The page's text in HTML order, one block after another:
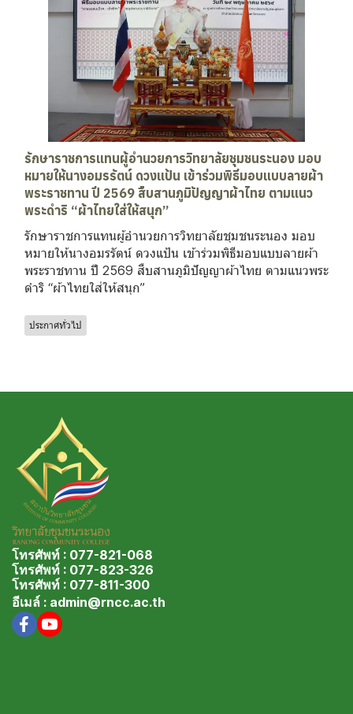
รักษาราชการแทนผู้อำนวยการวิทยาลัยชุมชนระนอง มอบ
หมายให้นางอมรรัตน์ ดวงแป้น เข้าร่วมพิธีมอบแบบลายผ้า
พระราชทาน ปี 2569 สืบสานภูมิปัญญาผ้าไทย ตามแนว
พระดำริ “ผ้าไทยใส่ให้สนุก”
รักษาราชการแทนผู้อำนวยการวิทยาลัยชุมชนระนอง มอบ
หมายให้นางอมรรัตน์ ดวงแป้น เข้าร่วมพิธีมอบแบบลายผ้า
พระราชทาน ปี 2569 สืบสานภูมิปัญญาผ้าไทย ตามแนวพระ
ดำริ “ผ้าไทยใส่ให้สนุก”
ประกาศทั่วไป
โทรศัพท์ : 077-821-068
โทรศัพท์ : 077-823-326
โทรศัพท์ : 077-811-300
อีเมล์ : admin@rncc.ac.th